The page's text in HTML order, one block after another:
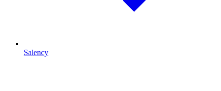
Salency